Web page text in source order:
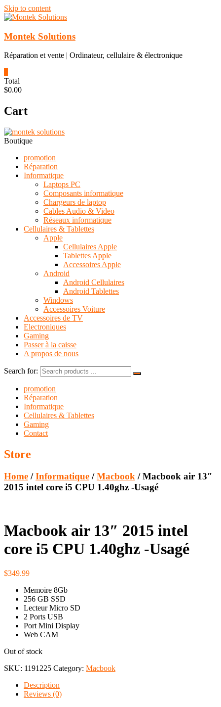
Skip to content
Montek Solutions
Réparation et vente | Ordinateur, cellulaire & électronique
Total
$0.00
Cart
Boutique
promotion
Réparation
Informatique
Laptops PC
Composants informatique
Chargeurs de laptop
Cables Audio & Video
Réseaux informatique
Cellulaires & Tablettes
Apple
Cellulaires Apple
Tablettes Apple
Accessoires Apple
Android
Android Cellulaires
Android Tablettes
Windows
Accessoires Voiture
Accessoires de TV
Electroniques
Gaming
Passer à la caisse
A propos de nous
Search for:
promotion
Réparation
Informatique
Cellulaires & Tablettes
Gaming
Contact
Store
Home /Informatique /Macbook / Macbook air 13″
2015 intel core i5 CPU 1.40ghz -Usagé
Macbook air 13″ 2015 intel
core i5 CPU 1.40ghz -Usagé
$349.99
Memoire 8Gb
256 GB SSD
Lecteur Micro SD
2 Ports USB
Port Mini Display
Web CAM
Out of stock
SKU: 1191225 Category: Macbook
Description
Reviews (0)